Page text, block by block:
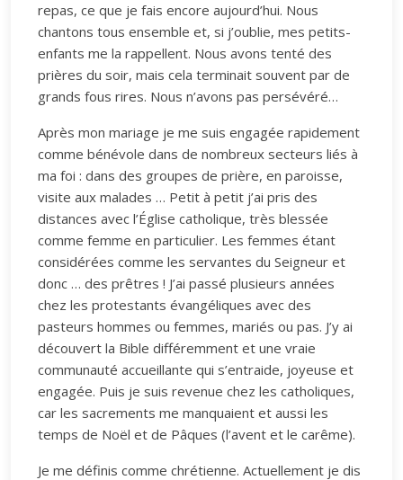
repas, ce que je fais encore aujourd’hui. Nous
chantons tous ensemble et, si j’oublie, mes petits-
enfants me la rappellent. Nous avons tenté des
prières du soir, mais cela terminait souvent par de
grands fous rires. Nous n’avons pas persévéré…
Après mon mariage je me suis engagée rapidement
comme bénévole dans de nombreux secteurs liés à
ma foi : dans des groupes de prière, en paroisse,
visite aux malades … Petit à petit j’ai pris des
distances avec l’Église catholique, très blessée
comme femme en particulier. Les femmes étant
considérées comme les servantes du Seigneur et
donc … des prêtres ! J’ai passé plusieurs années
chez les protestants évangéliques avec des
pasteurs hommes ou femmes, mariés ou pas. J’y ai
découvert la Bible différemment et une vraie
communauté accueillante qui s’entraide, joyeuse et
engagée. Puis je suis revenue chez les catholiques,
car les sacrements me manquaient et aussi les
temps de Noël et de Pâques (l’avent et le carême).
Je me définis comme chrétienne. Actuellement je dis